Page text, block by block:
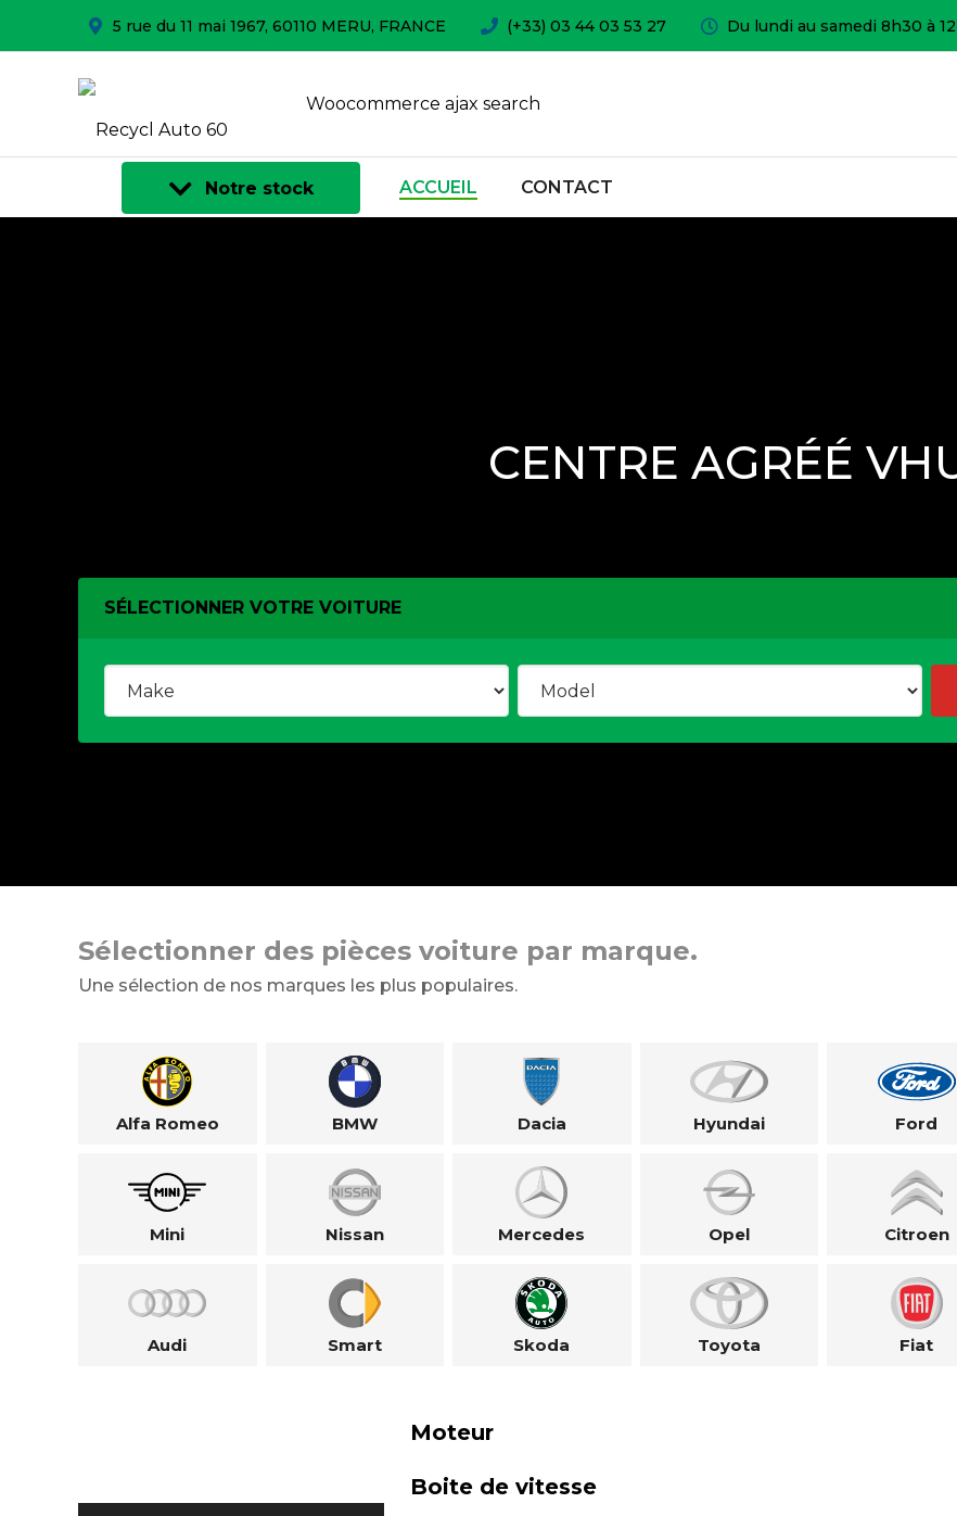
5 rue du 11 mai 1967, 60110 MERU, FRANCE (+33) 03 44 03 53 27 Du lundi au samedi 8h30 à
Woocommerce ajax search
Notre stock ACCUEIL CONTACT
CENTRE AGRÉÉ
SÉLECTIONNER VOTRE VOITURE
Sélectionner des pièces voiture par marque.
Une sélection de nos marques les plus populaires.
Alfa Romeo BMW Dacia Hyundai Ford
Mini Nissan Mercedes Opel Citroen
Audi Smart Skoda Toyota Fiat
Moteur
Boite de vitesse